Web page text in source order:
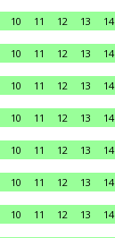
10 11 12 13 14
10 11 12 13 14
10 11 12 13 14
10 11 12 13 14
10 11 12 13 14
10 11 12 13 14
10 11 12 13 14